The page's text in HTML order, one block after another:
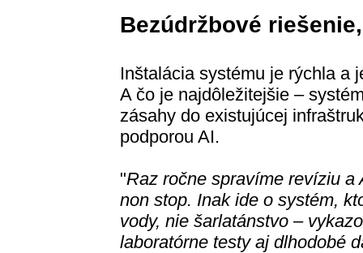
Bezúdržbové
Inštalácia systému je rýchla a
A čo je najdôležitejšie –
zásahy do existujúcej
podporou AI.
"Raz ročne spravíme revíziu a
non stop. Inak ide o systém,
vody, nie šarlatánstvo –
laboratórne testy aj dlhodobé